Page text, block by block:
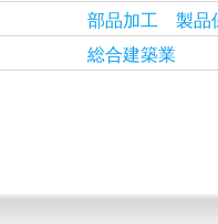
部品加
総合建築業